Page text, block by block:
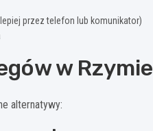
przez telefon lub komunikator)
w Rzymie
alternatywy: